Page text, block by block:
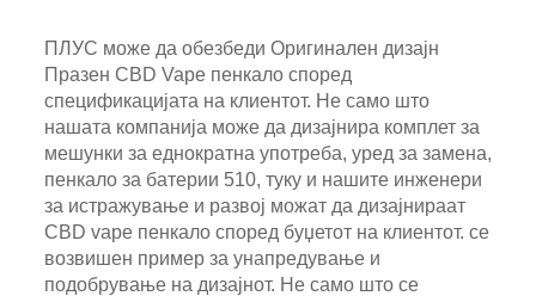
ПЛУС може да обезбеди Оригинален дизајн
Празен CBD Vape пенкало според
спецификацијата на клиентот. Не само што
нашата компанија може да дизајнира комплет за
мешунки за еднократна употреба, уред за замена,
пенкало за батерии 510, туку и нашите инженери
за истражување и развој можат да дизајнираат
CBD vape пенкало според буџетот на клиентот. се
возвишен пример за унапредување и
подобрување на дизајнот. Не само што се